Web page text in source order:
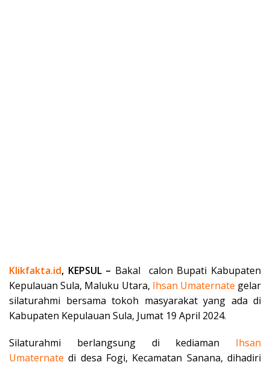
Klikfakta.id, KEPSUL – Bakal calon Bupati Kabupaten
Kepulauan Sula, Maluku Utara, Ihsan Umaternate gelar
silaturahmi bersama tokoh masyarakat yang ada di
Kabupaten Kepulauan Sula, Jumat 19 April 2024.
Silaturahmi berlangsung di kediaman Ihsan
Umaternate di desa Fogi, Kecamatan Sanana, dihadiri